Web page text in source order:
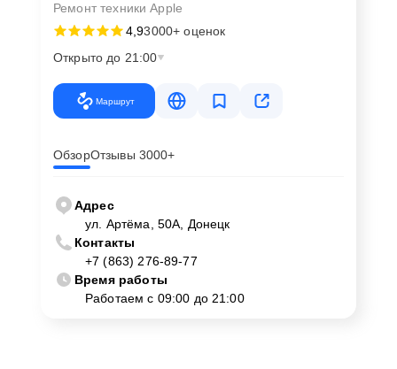
Ремонт техники Apple
4,93000+ оценок
Открыто до 21:00
Маршрут
ОбзорОтзывы 3000+
Адрес
ул. Артёма, 50А, Донецк
Контакты
+7 (863) 276-89-77
Время работы
Работаем с 09:00 до 21:00